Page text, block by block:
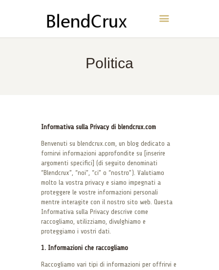
Politica
BlendCrux
Informativa sulla Privacy di blendcrux.com
Benvenuti su blendcrux.com, un blog dedicato a
fornirvi informazioni approfondite su [inserire
argomenti specifici] (di seguito denominati
“Blendcrux”, “noi”, “ci” o “nostro”). Valutiamo
molto la vostra privacy e siamo impegnati a
proteggere le vostre informazioni personali
mentre interagite con il nostro sito web. Questa
Informativa sulla Privacy descrive come
raccogliamo, utilizziamo, divulghiamo e
proteggiamo i vostri dati.
1. Informazioni che raccogliamo
Raccogliamo vari tipi di informazioni per offrirvi e